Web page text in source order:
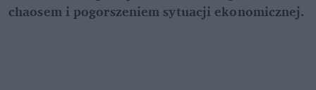
chaosem i pogorszeniem sytuacji ekonomicznej.